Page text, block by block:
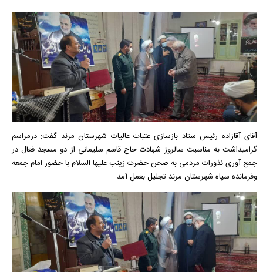
آقای آقازاده رئیس ستاد بازسازی عتبات عالیات شهرستان مرند گفت: درمراسم
گرامیداشت به مناسبت سالروز شهادت حاج قاسم سلیمانی از دو مسجد فعال در
جمع آوری نذورات مردمی به صحن حضرت زینب علیها السلام با حضور امام جمعه
وفرمانده سپاه شهرستان مرند تجلیل بعمل آمد.